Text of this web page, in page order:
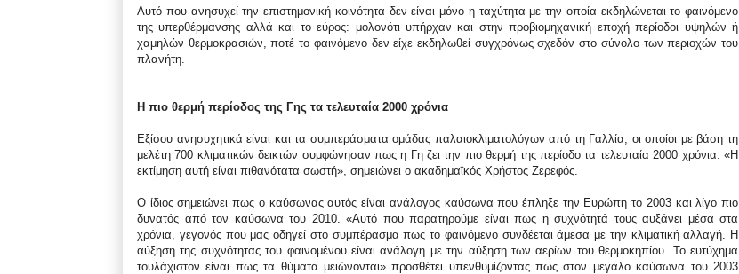
Αυτό που ανησυχεί την επιστημονική κοινότητα δεν είναι μόνο η ταχύτητα με την οποία εκδηλώνεται το φαινόμενο
της υπερθέρμανσης αλλά και το εύρος: μολονότι υπήρχαν και στην προβιομηχανική εποχή περίοδοι υψηλών ή
χαμηλών θερμοκρασιών, ποτέ το φαινόμενο δεν είχε εκδηλωθεί συγχρόνως σχεδόν στο σύνολο των περιοχών του
πλανήτη.
Η πιο θερμή περίοδος της Γης τα τελευταία 2000 χρόνια
Εξίσου ανησυχητικά είναι και τα συμπεράσματα ομάδας παλαιοκλιματολόγων από τη Γαλλία, οι οποίοι με βάση τη
μελέτη 700 κλιματικών δεικτών συμφώνησαν πως η Γη ζει την πιο θερμή της περίοδο τα τελευταία 2000 χρόνια. «Η
εκτίμηση αυτή είναι πιθανότατα σωστή», σημειώνει ο ακαδημαϊκός Χρήστος Ζερεφός.
Ο ίδιος σημειώνει πως ο καύσωνας αυτός είναι ανάλογος καύσωνα που έπληξε την Ευρώπη το 2003 και λίγο πιο
δυνατός από τον καύσωνα του 2010. «Αυτό που παρατηρούμε είναι πως η συχνότητά τους αυξάνει μέσα στα
χρόνια, γεγονός που μας οδηγεί στο συμπέρασμα πως το φαινόμενο συνδέεται άμεσα με την κλιματική αλλαγή. Η
αύξηση της συχνότητας του φαινομένου είναι ανάλογη με την αύξηση των αερίων του θερμοκηπίου. Το ευτύχημα
τουλάχιστον είναι πως τα θύματα μειώνονται» προσθέτει υπενθυμίζοντας πως στον μεγάλο καύσωνα του 2003